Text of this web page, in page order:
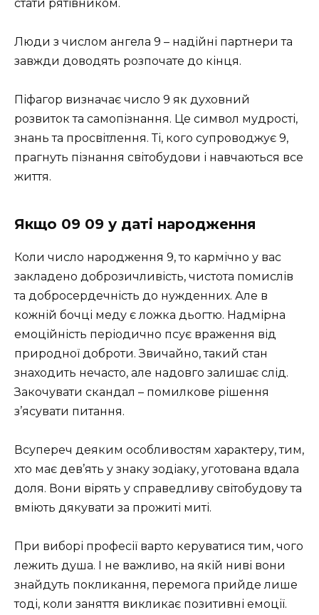
стати рятівником.
Люди з числом ангела 9 – надійні партнери та
завжди доводять розпочате до кінця.
Піфагор визначає число 9 як духовний
розвиток та самопізнання. Це символ мудрості,
знань та просвітлення. Ті, кого супроводжує 9,
прагнуть пізнання світобудови і навчаються все
життя.
Якщо 09 09 у даті народження
Коли число народження 9, то кармічно у вас
закладено доброзичливість, чистота помислів
та добросердечність до нужденних. Але в
кожній бочці меду є ложка дьогтю. Надмірна
емоційність періодично псує враження від
природної доброти. Звичайно, такий стан
знаходить нечасто, але надовго залишає слід.
Закочувати скандал – помилкове рішення
з’ясувати питання.
Всупереч деяким особливостям характеру, тим,
хто має дев’ять у знаку зодіаку, уготована вдала
доля. Вони вірять у справедливу світобудову та
вміють дякувати за прожиті миті.
При виборі професії варто керуватися тим, чого
лежить душа. І не важливо, на якій ниві вони
знайдуть покликання, перемога прийде лише
тоді, коли заняття викликає позитивні емоції.